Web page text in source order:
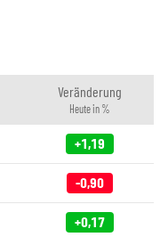
Veränderung
Heute in %
+1,19
-0,90
+0,17